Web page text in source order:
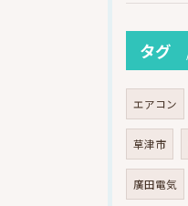
タグ
エアコン
草津市
廣田電気